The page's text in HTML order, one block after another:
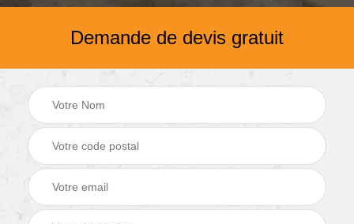
Demande de devis gratuit